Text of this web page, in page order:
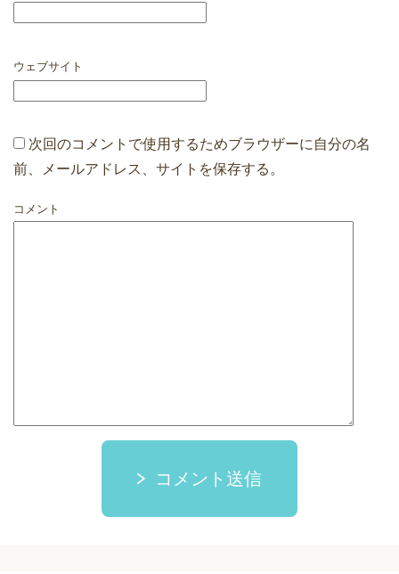
ウェブサイト
次回のコメントで使用するためブラウザーに自分の名
前、メールアドレス、サイトを保存する。
コメント
コメント送信